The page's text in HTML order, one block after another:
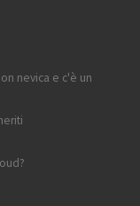
nevica e c'è un